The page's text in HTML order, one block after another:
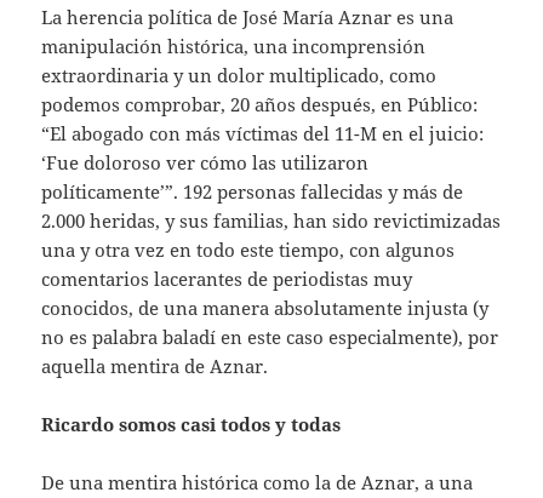
La herencia política de José María Aznar es una
manipulación histórica, una incomprensión
extraordinaria y un dolor multiplicado, como
podemos comprobar, 20 años después, en Público:
“El abogado con más víctimas del 11-M en el juicio:
‘Fue doloroso ver cómo las utilizaron
políticamente’”. 192 personas fallecidas y más de
2.000 heridas, y sus familias, han sido revictimizadas
una y otra vez en todo este tiempo, con algunos
comentarios lacerantes de periodistas muy
conocidos, de una manera absolutamente injusta (y
no es palabra baladí en este caso especialmente), por
aquella mentira de Aznar.
Ricardo somos casi todos y todas
De una mentira histórica como la de Aznar, a una